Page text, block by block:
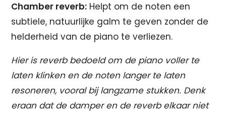
Chamber reverb: Helpt om de noten een
subtiele, natuurlijke galm te geven zonder de
helderheid van de piano te verliezen.
Hier is reverb bedoeld om de piano voller te
laten klinken en de noten langer te laten
resoneren, vooral bij langzame stukken. Denk
eraan dat de damper en de reverb elkaar niet